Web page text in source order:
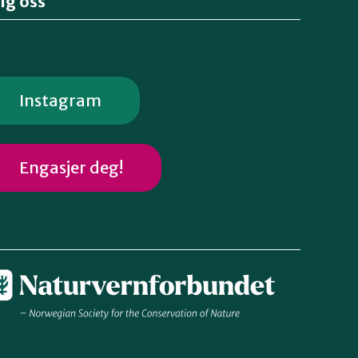
Instagram
Engasjer deg!